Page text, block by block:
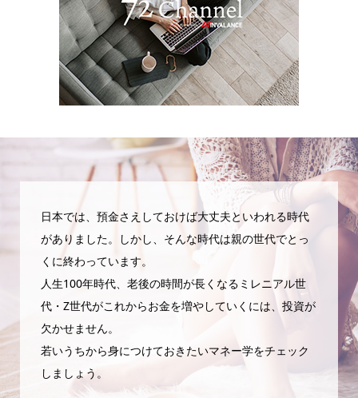
日本では、預金さえしておけば大丈夫といわれる時代
がありました。しかし、そんな時代は親の世代でとっ
くに終わっています。
人生100年時代、老後の時間が長くなるミレニアル世
代・Z世代がこれからお金を増やしていくには、投資が
欠かせません。
若いうちから身につけておきたいマネー学をチェック
しましょう。